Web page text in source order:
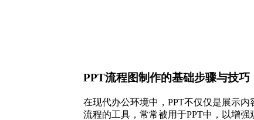
PPT流程图制作的基础步骤与技巧
在现代办公环境中，PPT不仅仅是展示
流程的工具，常常被用于PPT中，以增